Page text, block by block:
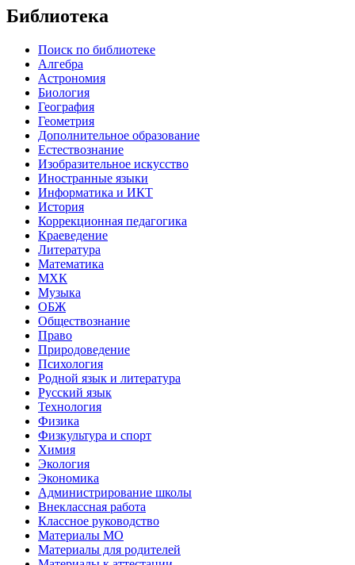
Библиотека
Поиск по библиотеке
Алгебра
Астрономия
Биология
География
Геометрия
Дополнительное образование
Естествознание
Изобразительное искусство
Иностранные языки
Информатика и ИКТ
История
Коррекционная педагогика
Краеведение
Литература
Математика
МХК
Музыка
ОБЖ
Обществознание
Право
Природоведение
Психология
Родной язык и литература
Русский язык
Технология
Физика
Физкультура и спорт
Химия
Экология
Экономика
Администрирование школы
Внеклассная работа
Классное руководство
Материалы МО
Материалы для родителей